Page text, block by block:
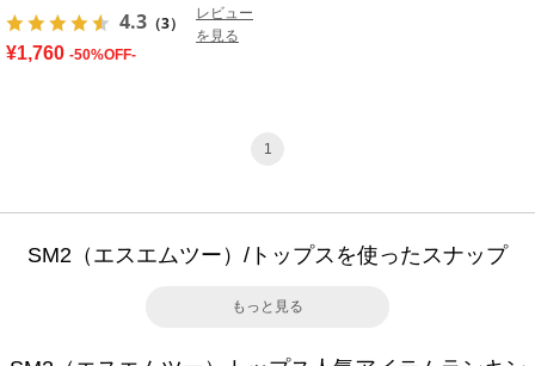
4.3 （3）
レビュー
を見る
¥1,760 -50%OFF-
1
SM2（エスエムツー）/トップスを使ったスナップ
もっと見る